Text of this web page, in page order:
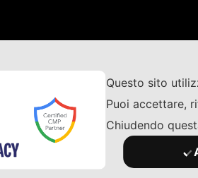
| Tutti i diritti sono riservati | P.
Questo sito
Puoi accettare,
Chiudendo